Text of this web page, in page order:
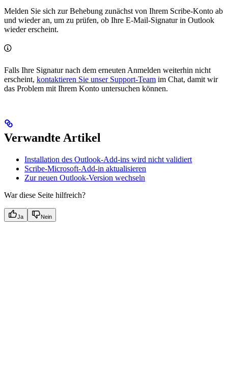
Melden Sie sich zur Behebung zunächst von Ihrem Scribe-Konto ab
und wieder an, um zu prüfen, ob Ihre E-Mail-Signatur in Outlook
wieder erscheint.
Falls Ihre Signatur nach dem erneuten Anmelden weiterhin nicht
erscheint, kontaktieren Sie unser Support-Team im Chat, damit wir
das Problem mit Ihrem Konto untersuchen können.
Verwandte Artikel
Installation des Outlook-Add-ins wird nicht validiert
Scribe-Microsoft-Add-in aktualisieren
Zur neuen Outlook-Version wechseln
War diese Seite hilfreich?
Ja Nein